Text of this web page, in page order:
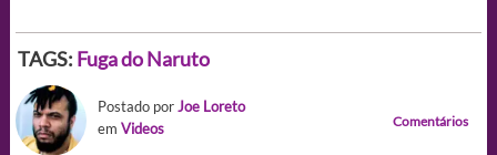
TAGS: Fuga do Naruto
Postado porJoe Loreto
em Videos Comentários